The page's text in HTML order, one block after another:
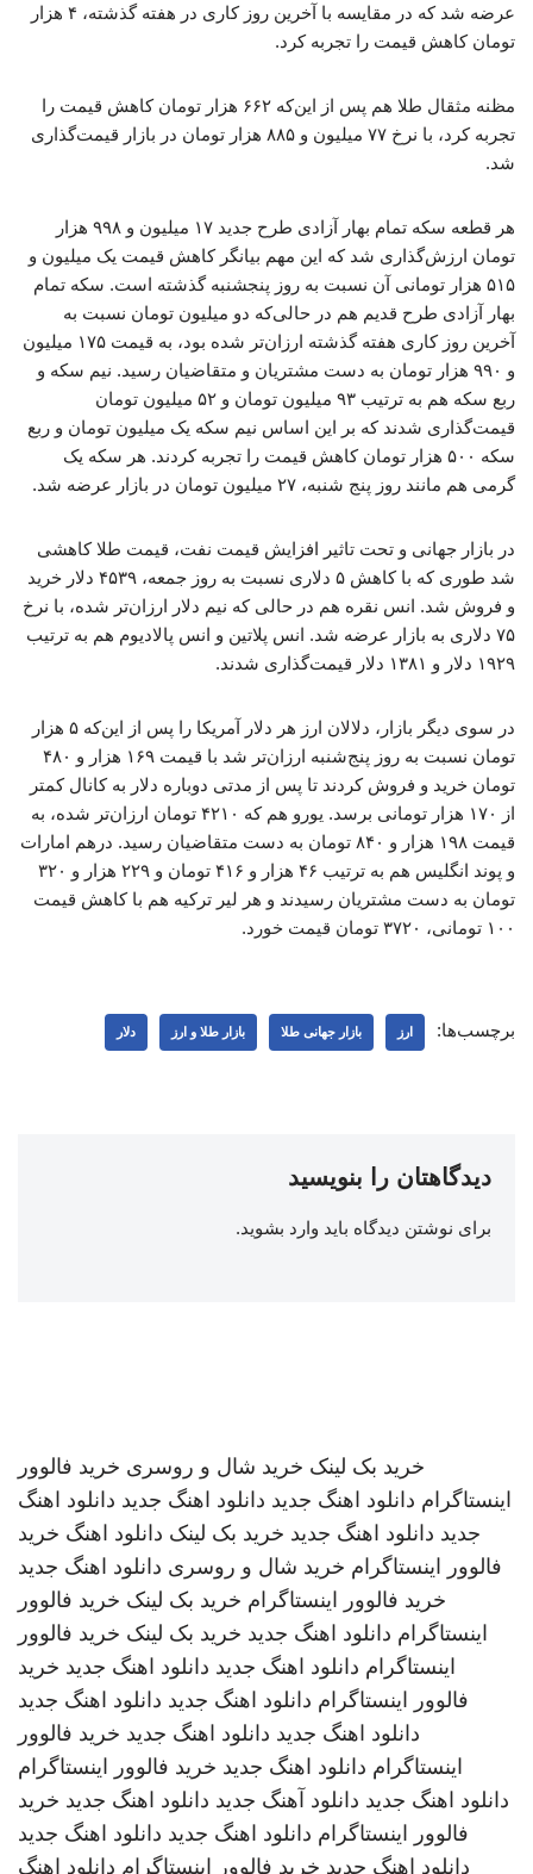
عرضه شد که در مقایسه با آخرین روز کاری در هفته گذشته، ۴ هزار
تومان کاهش قیمت را تجربه کرد.
مظنه مثقال طلا هم پس از این‌که ۶۶۲ هزار تومان کاهش قیمت را
تجربه کرد، با نرخ ۷۷ میلیون و ۸۸۵ هزار تومان در بازار قیمت‌گذاری
شد.
هر قطعه سکه تمام بهار آزادی طرح جدید ۱۷ میلیون و ۹۹۸ هزار
تومان ارزش‌گذاری شد که این مهم بیانگر کاهش قیمت یک میلیون و
‍۵۱۵ هزار تومانی آن نسبت به روز پنجشنبه گذشته است. سکه تمام
بهار آزادی طرح قدیم هم در حالی‌که دو میلیون تومان نسبت به
آخرین روز کاری هفته گذشته ارزان‌تر شده بود، به قیمت ۱۷۵ میلیون
و ۹۹۰ هزار تومان به دست مشتریان و متقاضیان رسید. نیم سکه و
ربع سکه هم به ترتیب ۹۳ میلیون تومان و ۵۲ میلیون تومان
قیمت‌گذاری شدند که بر این اساس نیم سکه یک میلیون تومان و ربع
سکه ۵۰۰ هزار تومان کاهش قیمت را تجربه کردند. هر سکه یک
گرمی هم مانند روز پنج شنبه، ۲۷ میلیون تومان در بازار عرضه شد.
در بازار جهانی و تحت تاثیر افزایش قیمت نفت، قیمت طلا کاهشی
شد طوری که با کاهش ۵ دلاری نسبت به روز جمعه، ۴۵۳۹ دلار خرید
و فروش شد. انس نقره هم در حالی که نیم دلار ارزان‌تر شده، با نرخ
۷۵ دلاری به بازار عرضه شد. انس پلاتین و انس پالادیوم هم به ترتیب
۱۹۲۹ دلار و ۱۳۸۱ دلار قیمت‌گذاری شدند.
در سوی دیگر بازار، دلالان ارز هر دلار آمریکا را پس از این‌که ۵ هزار
تومان نسبت به روز پنج‌شنبه ارزان‌تر شد با قیمت ۱۶۹ هزار و ۴۸۰
تومان خرید و فروش کردند تا پس از مدتی دوباره دلار به کانال کمتر
از ۱۷۰ هزار تومانی برسد. یورو هم که ۴۲۱۰ تومان ارزان‌تر شده، به
قیمت ۱۹۸ هزار و ۸۴۰ تومان به دست متقاضیان رسید. درهم امارات
و پوند انگلیس هم به ترتیب ۴۶ هزار و ۴۱۶ تومان و ۲۲۹ هزار و ۳۲۰
تومان به دست مشتریان رسیدند و هر لیر ترکیه هم با کاهش قیمت
۱۰۰ تومانی، ۳۷۲۰ تومان قیمت خورد.
برچسب‌ها: ارز بازار جهانی طلا بازار طلا و ارز دلار
دیدگاهتان را بنویسید
برای نوشتن دیدگاه باید وارد بشوید.
خرید بک لینک خرید شال و روسری خرید فالوور
اینستاگرام دانلود اهنگ جدید دانلود اهنگ جدید دانلود اهنگ
جدید دانلود اهنگ جدید خرید بک لینک دانلود اهنگ خرید
فالوور اینستاگرام خرید شال و روسری دانلود اهنگ جدید
خرید فالوور اینستاگرام خرید بک لینک خرید فالوور
اینستاگرام دانلود اهنگ جدید خرید بک لینک خرید فالوور
اینستاگرام دانلود اهنگ جدید دانلود اهنگ جدید خرید
فالوور اینستاگرام دانلود اهنگ جدید دانلود اهنگ جدید
دانلود اهنگ جدید دانلود اهنگ جدید خرید فالوور
اینستاگرام دانلود اهنگ جدید خرید فالوور اینستاگرام
دانلود اهنگ جدید دانلود آهنگ جدید دانلود اهنگ جدید خرید
فالوور اینستاگرام دانلود اهنگ جدید دانلود اهنگ جدید
دانلود اهنگ جدید خرید فالوور اینستاگرام دانلود اهنگ